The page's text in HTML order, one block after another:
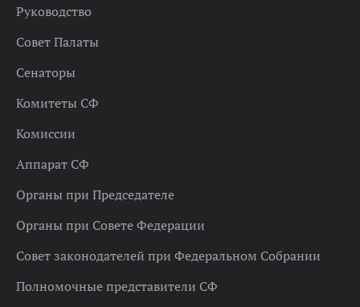
Руководство
Совет Палаты
Сенаторы
Комитеты СФ
Комиссии
Аппарат СФ
Органы при Председателе
Органы при Совете Федерации
Совет законодателей при Федеральном Собрании
Полномочные представители СФ